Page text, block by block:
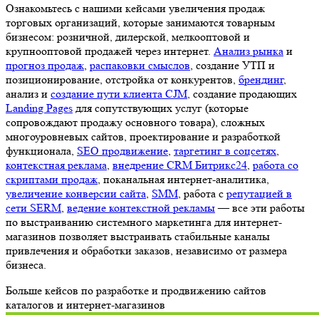
Ознакомьтесь с нашими кейсами увеличения продаж
торговых организаций, которые занимаются товарным
бизнесом: розничной, дилерской, мелкооптовой и
крупнооптовой продажей через интернет. Анализ рынка и
прогноз продаж распаковки смыслов , создание УТП и
позиционирование, отстройка от конкурентов, брендинг,
анализ и создание пути клиента CJM , создание продающих
Landing Pages для сопутствующих услуг (которые
сопровождают продажу основного товара), сложных
многоуровневых сайтов, проектирование и разработкой
функционала, SEO продвижение таргетинг в соцсетях
контекстная реклама внедрение CRM Битрикс24 работа со
скриптами продаж , поканальная интернет-аналитика,
увеличение конверсии сайта SMM , работа с репутацией в
сети SERM ведение контекстной рекламы— все эти работы
по выстраиванию системного маркетинга для интернет-
магазинов позволяет выстраивать стабильные каналы
привлечения и обработки заказов, независимо от размера
бизнеса.
Больше кейсов по разработке и продвижению сайтов
каталогов и интернет-магазинов